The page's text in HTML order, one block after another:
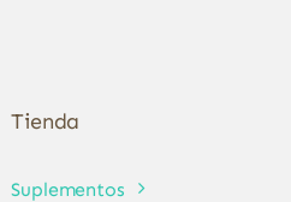
Tienda
Suplementos